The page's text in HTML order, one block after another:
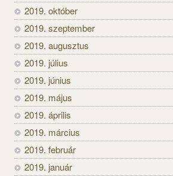
2019. október
2019. szeptember
2019. augusztus
2019. július
2019. június
2019. május
2019. április
2019. március
2019. február
2019. január